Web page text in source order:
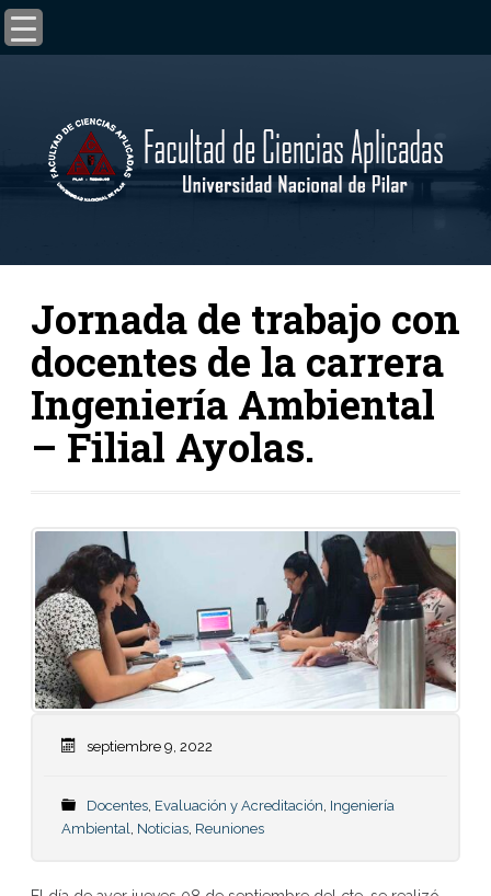
Jornada de trabajo con
docentes de la carrera
Ingeniería Ambiental
– Filial Ayolas.
septiembre 9, 2022
Docentes, Evaluación y Acreditación, Ingeniería
Ambiental, Noticias, Reuniones